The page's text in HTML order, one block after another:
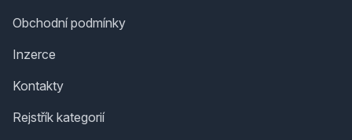
Obchodní podmínky
Inzerce
Kontakty
Rejstřík kategorií